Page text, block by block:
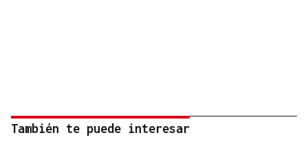
También te puede interesar